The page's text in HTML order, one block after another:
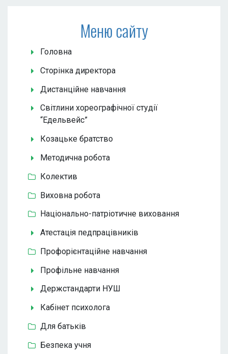
Меню сайту
Головна
Сторінка директора
Дистанційне навчання
Світлини хореографічної студії
“Едельвейс”
Козацьке братство
Методична робота
Колектив
Виховна робота
Національно-патріотичне виховання
Атестація педпрацівників
Профорієнтаційне навчання
Профільне навчання
Держстандарти НУШ
Кабінет психолога
Для батьків
Безпека учня